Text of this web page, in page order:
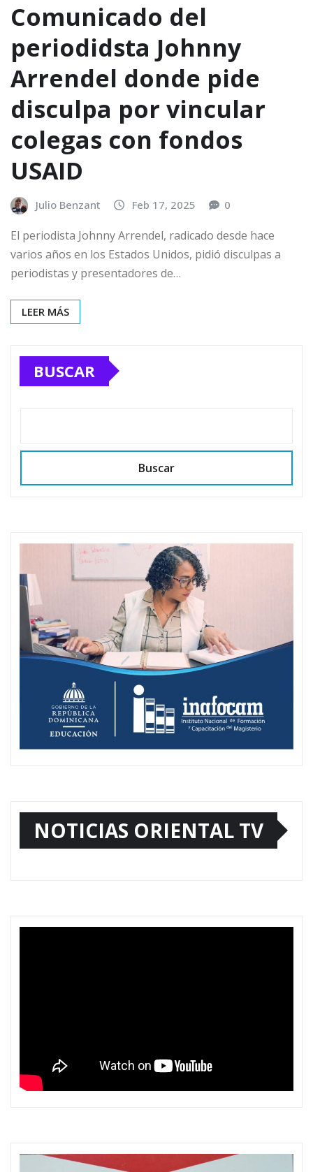
Comunicado del
periodidsta Johnny
Arrendel donde pide
disculpa por vincular
colegas con fondos
USAID
Julio Benzant Feb 17, 2025 0
El periodista Johnny Arrendel, radicado desde hace
varios años en los Estados Unidos, pidió disculpas a
periodistas y presentadores de…
LEER MÁS
BUSCAR
Buscar
NOTICIAS ORIENTAL TV